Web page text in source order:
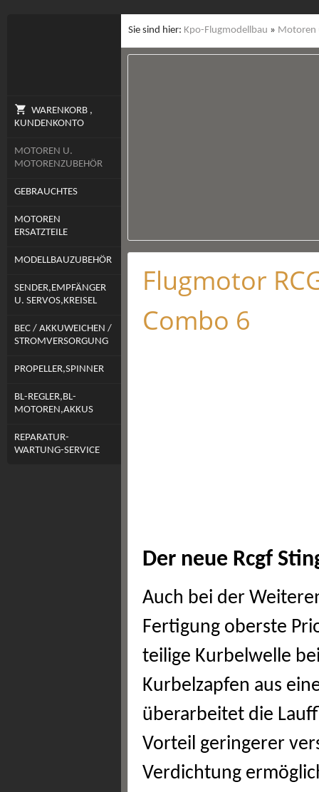
WARENKORB ,
KUNDENKONTO
MOTOREN U.
MOTORENZUBEHÖR
GEBRAUCHTES
MOTOREN
ERSATZTEILE
MODELLBAUZUBEHÖR
SENDER,EMPFÄNGER
U. SERVOS,KREISEL
BEC / AKKUWEICHEN /
STROMVERSORGUNG
PROPELLER,SPINNER
BL-REGLER,BL-
MOTOREN,AKKUS
REPARATUR-
WARTUNG-SERVICE
Sie sind hier: Kpo-Flugmodellbau » Motoren
Flugmotor
Combo 6
Der neue Rcgf
Auch bei der
Fertigung oberste
teilige Kurbelwelle
Kurbelzapfen aus
überarbeitet die
Vorteil geringerer
Verdichtung